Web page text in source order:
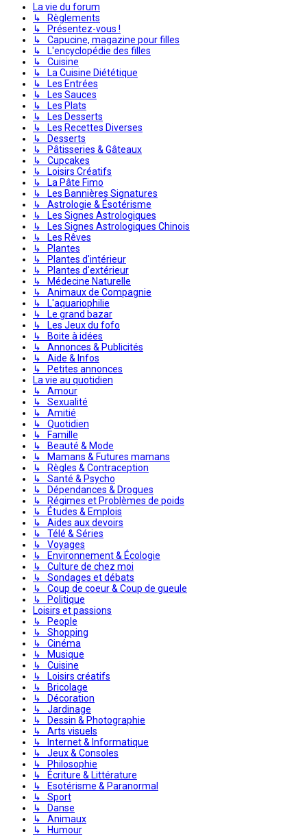
La vie du forum
↳ Règlements
↳ Présentez-vous !
↳ Capucine, magazine pour filles
↳ L'encyclopédie des filles
↳ Cuisine
↳ La Cuisine Diététique
↳ Les Entrées
↳ Les Sauces
↳ Les Plats
↳ Les Desserts
↳ Les Recettes Diverses
↳ Desserts
↳ Pâtisseries & Gâteaux
↳ Cupcakes
↳ Loisirs Créatifs
↳ La Pâte Fimo
↳ Les Bannières Signatures
↳ Astrologie & Ésotérisme
↳ Les Signes Astrologiques
↳ Les Signes Astrologiques Chinois
↳ Les Rêves
↳ Plantes
↳ Plantes d'intérieur
↳ Plantes d'extérieur
↳ Médecine Naturelle
↳ Animaux de Compagnie
↳ L'aquariophilie
↳ Le grand bazar
↳ Les Jeux du fofo
↳ Boite à idées
↳ Annonces & Publicités
↳ Aide & Infos
↳ Petites annonces
La vie au quotidien
↳ Amour
↳ Sexualité
↳ Amitié
↳ Quotidien
↳ Famille
↳ Beauté & Mode
↳ Mamans & Futures mamans
↳ Règles & Contraception
↳ Santé & Psycho
↳ Dépendances & Drogues
↳ Régimes et Problèmes de poids
↳ Études & Emplois
↳ Aides aux devoirs
↳ Télé & Séries
↳ Voyages
↳ Environnement & Écologie
↳ Culture de chez moi
↳ Sondages et débats
↳ Coup de coeur & Coup de gueule
↳ Politique
Loisirs et passions
↳ People
↳ Shopping
↳ Cinéma
↳ Musique
↳ Cuisine
↳ Loisirs créatifs
↳ Bricolage
↳ Décoration
↳ Jardinage
↳ Dessin & Photographie
↳ Arts visuels
↳ Internet & Informatique
↳ Jeux & Consoles
↳ Philosophie
↳ Écriture & Littérature
↳ Esotérisme & Paranormal
↳ Sport
↳ Danse
↳ Animaux
↳ Humour